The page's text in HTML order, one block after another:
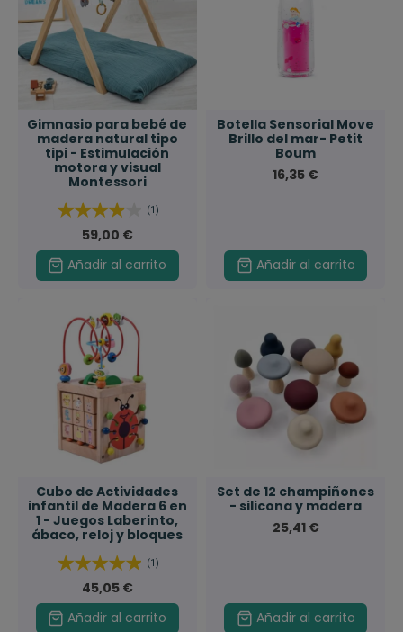
Gimnasio para bebé de
madera natural tipo
tipi - Estimulación
motora y visual
Montessori
(1)
59,00 €
Añadir al carrito
Botella Sensorial Move
Brillo del mar- Petit
Boum
16,35 €
Añadir al carrito
Cubo de Actividades
infantil de Madera 6 en
1 - Juegos Laberinto,
ábaco, reloj y bloques
(1)
45,05 €
Añadir al carrito
Set de 12 champiñones
- silicona y madera
25,41 €
Añadir al carrito